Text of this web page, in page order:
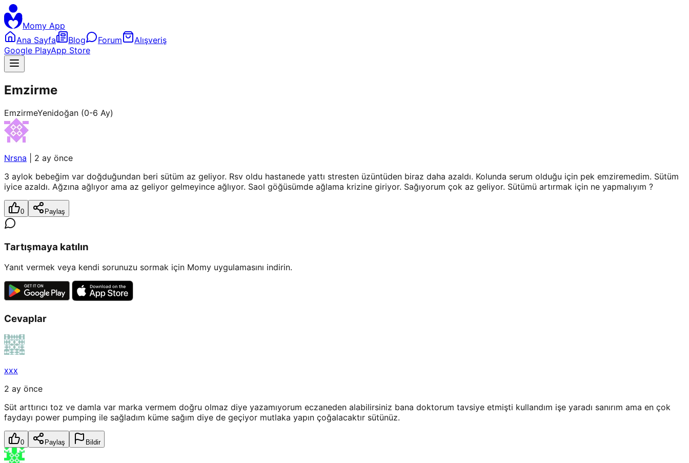
Momy App
Ana Sayfa
Blog Forum
Alışveriş
Google PlayApp Store
Emzirme
EmzirmeYenidoğan (0-6 Ay)
Nrsna
2 ay önce
3 aylok bebeğim var doğduğundan beri sütüm az geliyor. Rsv oldu hastanede yattı stresten üzüntüden biraz daha azaldı. Kolunda serum olduğu için pek emziremedim. Sütüm
iyice azaldı. Ağzına ağlıyor ama az geliyor gelmeyince ağlıyor. Saol göğüsümde ağlama krizine giriyor. Sağıyorum çok az geliyor. Sütümü artırmak için ne yapmalıyım ?
0 Paylaş
Tartışmaya katılın
Yanıt vermek veya kendi sorunuzu sormak için Momy uygulamasını indirin.
Cevaplar
xxx
2 ay önce
Süt arttırıcı toz ve damla var marka vermem doğru olmaz diye yazamıyorum eczaneden alabilirsiniz bana doktorum tavsiye etmişti kullandım işe yaradı sanırım ama en çok
faydayı power pumping ile sağladım küme sağım diye de geçiyor mutlaka yapın çoğalacaktır sütünüz.
0 Paylaş Bildir